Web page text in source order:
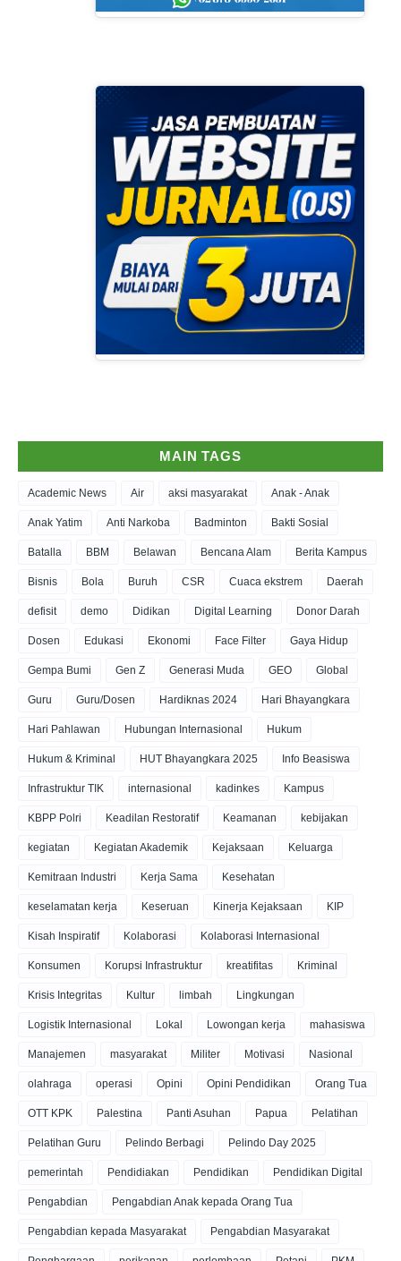
MAIN TAGS
Academic News Air aksi masyarakat Anak - Anak
Anak Yatim Anti Narkoba Badminton Bakti Sosial
Batalla BBM Belawan Bencana Alam Berita Kampus
Bisnis Bola Buruh CSR Cuaca ekstrem Daerah
defisit demo Didikan Digital Learning Donor Darah
Dosen Edukasi Ekonomi Face Filter Gaya Hidup
Gempa Bumi Gen Z Generasi Muda GEO Global
Guru Guru/Dosen Hardiknas 2024 Hari Bhayangkara
Hari Pahlawan Hubungan Internasional Hukum
Hukum & Kriminal HUT Bhayangkara 2025 Info Beasiswa
Infrastruktur TIK internasional kadinkes Kampus
KBPP Polri Keadilan Restoratif Keamanan kebijakan
kegiatan Kegiatan Akademik Kejaksaan Keluarga
Kemitraan Industri Kerja Sama Kesehatan
keselamatan kerja Keseruan Kinerja Kejaksaan KIP
Kisah Inspiratif Kolaborasi Kolaborasi Internasional
Konsumen Korupsi Infrastruktur kreatifitas Kriminal
Krisis Integritas Kultur limbah Lingkungan
Logistik Internasional Lokal Lowongan kerja mahasiswa
Manajemen masyarakat Militer Motivasi Nasional
olahraga operasi Opini Opini Pendidikan Orang Tua
OTT KPK Palestina Panti Asuhan Papua Pelatihan
Pelatihan Guru Pelindo Berbagi Pelindo Day 2025
pemerintah Pendidiakan Pendidikan Pendidikan Digital
Pengabdian Pengabdian Anak kepada Orang Tua
Pengabdian kepada Masyarakat Pengabdian Masyarakat